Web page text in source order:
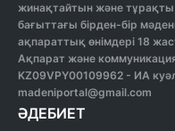
жинақтайтын және
бағыттағы бірден-бір
ақпараттық өнімдері 18
Ақпарат және
KZ09VPY00109962 - ИА
madeniportal@gmail.com
ӘДЕБИЕТ